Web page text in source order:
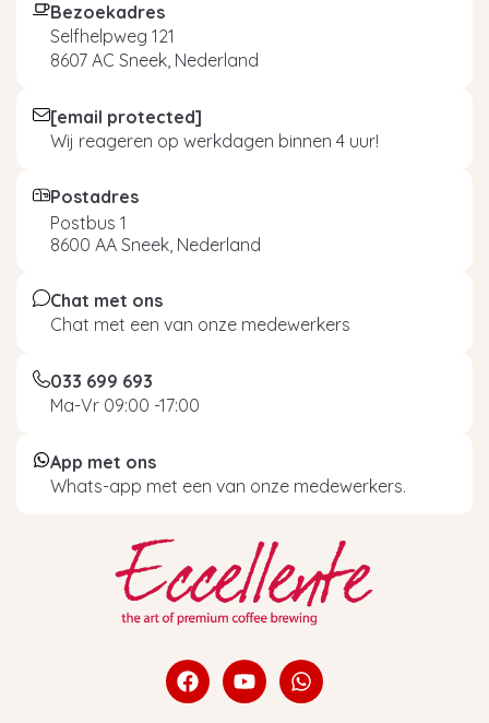
Bezoekadres
Selfhelpweg 121
8607 AC Sneek, Nederland
[email protected]
Wij reageren op werkdagen binnen 4 uur!
Postadres
Postbus 1
8600 AA Sneek, Nederland
Chat met ons
Chat met een van onze medewerkers
033 699 693
Ma-Vr 09:00 -17:00
App met ons
Whats-app met een van onze medewerkers.